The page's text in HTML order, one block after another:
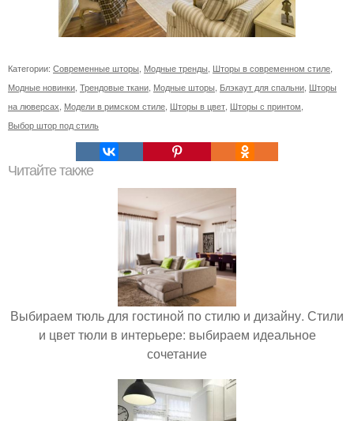
Категории: Современные шторы Модные тренды Шторы в современном стиле
Модные новинки Трендовые ткани Модные шторы Блэкаут для спальни Шторы
на люверсах Модели в римском стиле Шторы в цвет Шторы с принтом
Выбор штор под стиль
Читайте также
Выбираем тюль для гостиной по стилю и дизайну. Стили
и цвет тюли в интерьере: выбираем идеальное
сочетание